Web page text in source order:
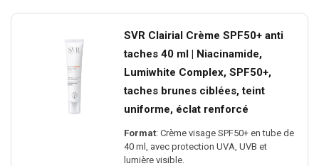
SVR Clairial Crème SPF50+ anti
taches 40 ml | Niacinamide,
Lumiwhite Complex, SPF50+,
taches brunes ciblées, teint
uniforme, éclat renforcé
Format: Crème visage SPF50+ en tube de
40 ml, avec protection UVA, UVB et
lumière visible.